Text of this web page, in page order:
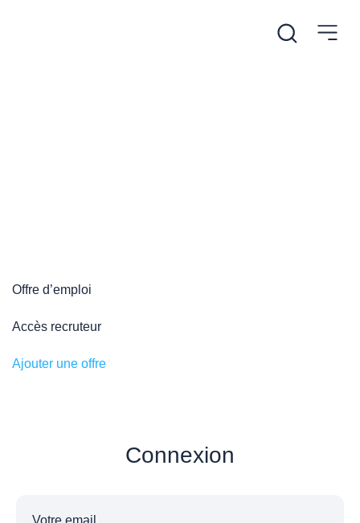
Offre d’emploi
Accès recruteur
Ajouter une offre
Connexion